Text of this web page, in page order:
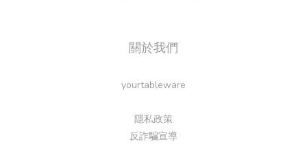
關於我們
yourtableware
隱私政策
反詐騙宣導